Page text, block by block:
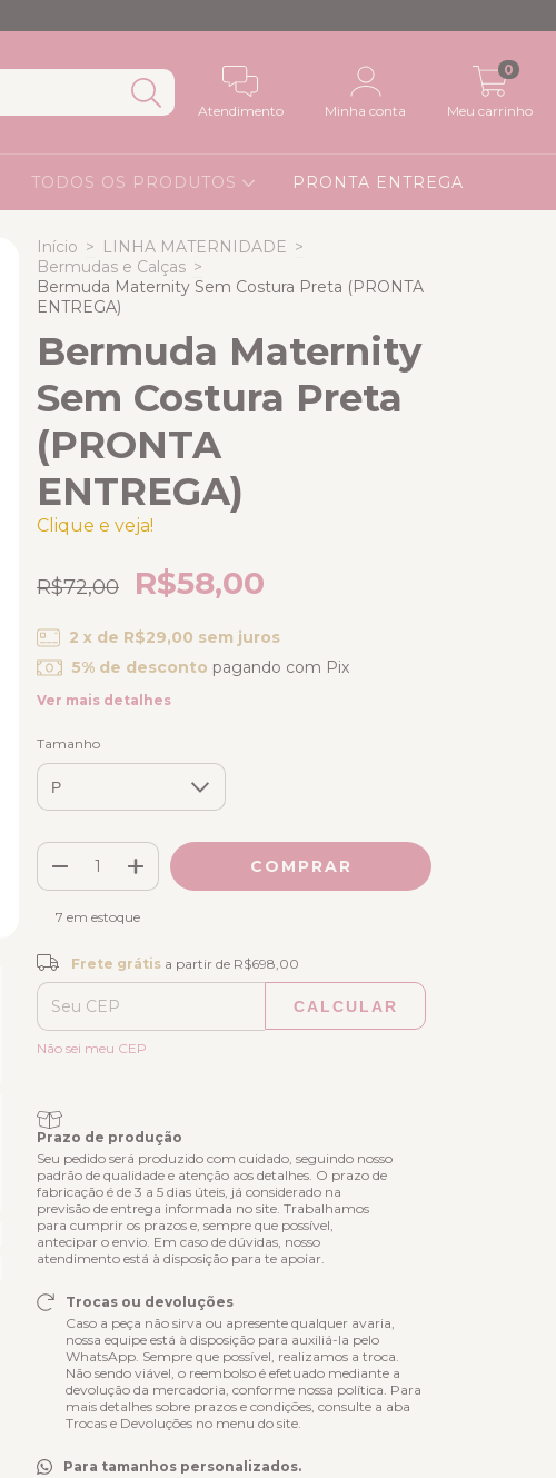
Atendimento Minha conta Meu carrinho
0
TODOS OS PRODUTOS PRONTA ENTREGA
Início > LINHA MATERNIDADE >
Bermudas e Calças >
Bermuda Maternity Sem Costura Preta (PRONTA
ENTREGA)
Bermuda Maternity
Sem Costura Preta
(PRONTA
ENTREGA)
Clique e veja!
R$72,00 R$58,00
2 x de R$29,00 sem juros
5% de desconto pagando com Pix
Ver mais detalhes
Tamanho
7 em estoque
Frete grátis R$698,00
Entregas para o CEP: ALTERAR CEP
Frete grátisa partir de R$698,00
CALCULAR
Não sei meu CEP
Prazo de produção
Seu pedido será produzido com cuidado, seguindo nosso
padrão de qualidade e atenção aos detalhes. O prazo de
fabricação é de 3 a 5 dias úteis, já considerado na
previsão de entrega informada no site. Trabalhamos
para cumprir os prazos e, sempre que possível,
antecipar o envio. Em caso de dúvidas, nosso
atendimento está à disposição para te apoiar.
Trocas ou devoluções
Caso a peça não sirva ou apresente qualquer avaria,
nossa equipe está à disposição para auxiliá-la pelo
WhatsApp. Sempre que possível, realizamos a troca.
Não sendo viável, o reembolso é efetuado mediante a
devolução da mercadoria, conforme nossa política. Para
mais detalhes sobre prazos e condições, consulte a aba
Trocas e Devoluções no menu do site.
Para tamanhos personalizados.